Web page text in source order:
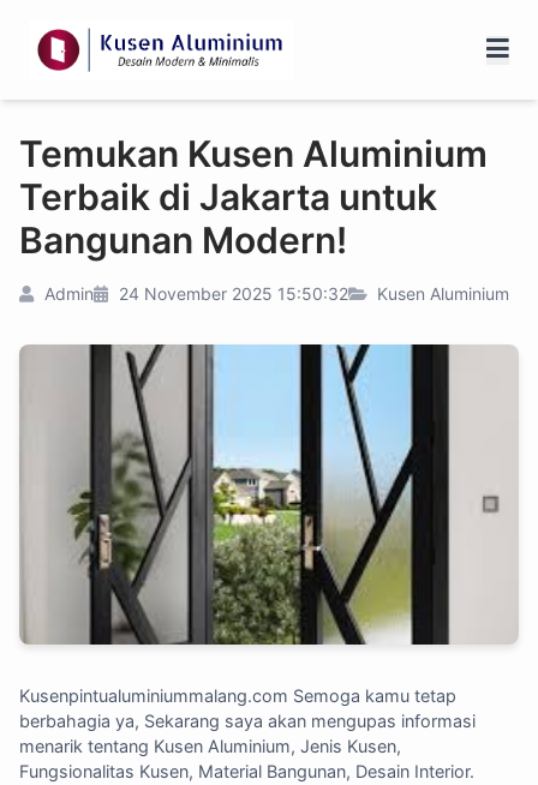
Temukan Kusen Aluminium
Terbaik di Jakarta untuk
Bangunan Modern!
Admin 24 November 2025 15:50:32 Kusen Aluminium
Kusenpintualuminiummalang.com Semoga kamu tetap
berbahagia ya, Sekarang saya akan mengupas informasi
menarik tentang Kusen Aluminium, Jenis Kusen,
Fungsionalitas Kusen, Material Bangunan, Desain Interior.